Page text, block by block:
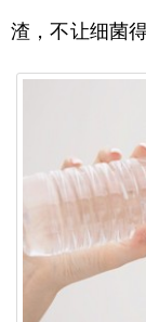
渣，不让细菌